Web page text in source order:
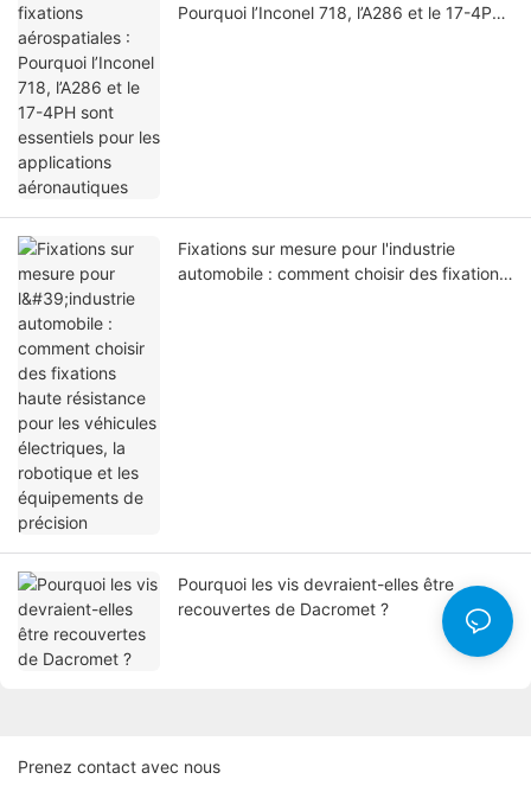
Pourquoi l’Inconel 718, l’A286 et le 17-4PH
Fixations sur mesure pour l'industrie
automobile : comment choisir des fixations
Pourquoi les vis devraient-elles être
recouvertes de Dacromet ?
Prenez contact avec nous